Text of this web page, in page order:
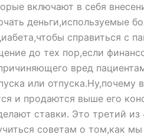
включают в себя
деньги,используемые
справиться с
до тех пор,если
вред
или
и продаются выше его
ставки. Это третий из
советам о том,как